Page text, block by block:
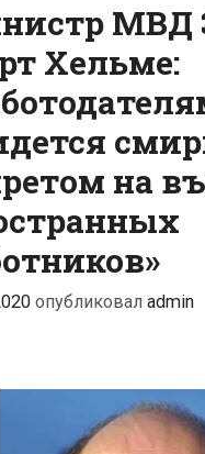
МВД
Хельме:
на
опубликовал admin